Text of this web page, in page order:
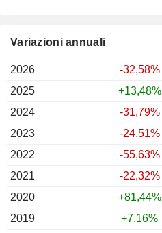
Variazioni annuali
2026
-32,58%
2025
+13,48%
2024
-31,79%
2023
-24,51%
2022
-55,63%
2021
-22,32%
2020
+81,44%
2019
+7,16%